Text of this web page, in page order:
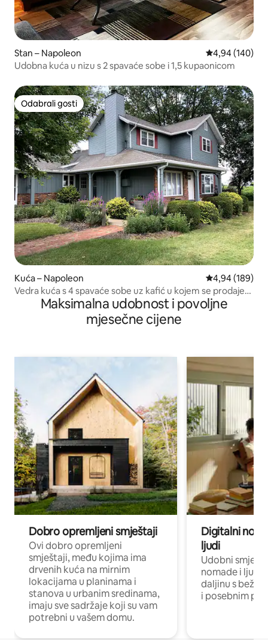
Stan – Napoleon Prosječna
4,94 (140)
Udobna kuća u nizu s 2 spavaće sobe i 1,5 kupaonicom
Odabrali gosti
Odabrali gosti
Kuća – Napoleon Prosječna
4,94 (189)
Vedra kuća s 4 spavaće sobe uz kafić u kojem se prodaje
sladoledMaksimalna udobnost i povoljne
mjesečne cijene
Dobro opremljeni smještaji
Ovi dobro opremljeni
smještaji, među kojima ima
drvenih kuća na mirnim
lokacijama u planinama i
stanova u urbanim sredinama,
imaju sve sadržaje koji su vam
potrebni u vašem domu.
Digitalni
ljudi
Udobni
nomade i ljude
daljinu s
i posebnim